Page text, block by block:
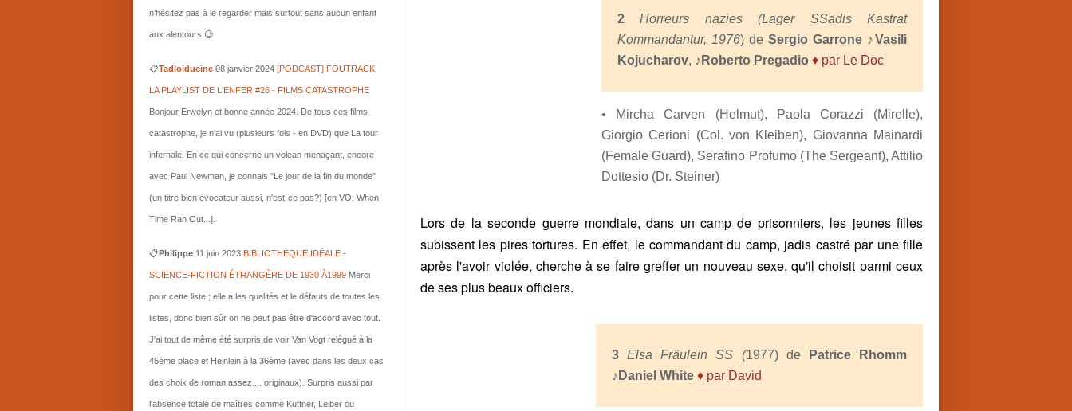
2 Horreurs nazies
(Lager SSadis Kastrat
Kommandantur, 1976) de Sergio Garrone ♪Vasili
Kojucharov, ♪ Roberto Pregadio ♦ par Le Doc
• Mircha Carven (Helmut), Paola Corazzi (Mirelle),
Giorgio Cerioni (Col. von Kleiben), Giovanna Mainardi
(Female Guard), Serafino Profumo (The Sergeant), Attilio
Dottesio (Dr. Steiner)
Lors de la seconde guerre mondiale, dans un camp de prisonniers, les jeunes filles
subissent les pires tortures. En effet, le commandant du camp, jadis castré par une fille
après l'avoir violée, cherche à se faire greffer un nouveau sexe, qu'il choisit parmi ceux
de ses plus beaux officiers.
3Elsa Fräulein SS (1977) de
Patrice Rhomm
♪Daniel White ♦ par David
n’hésitez pas à le regarder mais surtout sans aucun enfant
aux alentours 😉
📋Tadloiducine 08 janvier 2024 [PODCAST] FOUTRACK,
LA PLAYLIST DE L'ENFER #26 - FILMS CATASTROPHE
Bonjour Erwelyn et bonne année 2024. De tous ces films
catastrophe, je n'ai vu (plusieurs fois - en DVD) que La tour
infernale. En ce qui concerne un volcan menaçant, encore
avec Paul Newman, je connais "Le jour de la fin du monde"
(un titre bien évocateur aussi, n'est-ce pas?) [en VO: When
Time Ran Out...].
📋Philippe 11 juin 2023 BIBLIOTHÈQUE IDÉALE -
SCIENCE-FICTION ÉTRANGÈRE DE 1930 À1999 Merci
pour cette liste ; elle a les qualités et le défauts de toutes les
listes, donc bien sûr on ne peut pas être d'accord avec tout.
J'ai tout de même été surpris de voir Van Vogt relégué à la
45ème place et Heinlein à la 36ème (avec dans les deux cas
des choix de roman assez.... originaux). Surpris aussi par
l'absence totale de maîtres comme Kuttner, Leiber ou